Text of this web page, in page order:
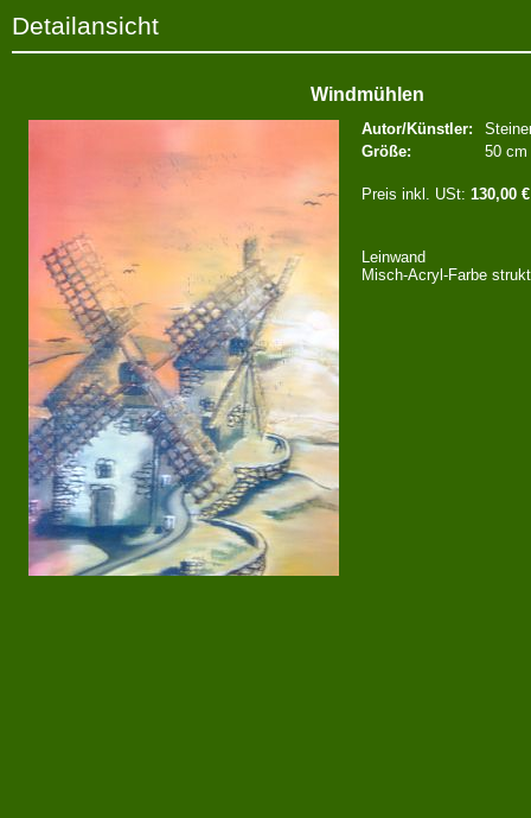
Detailansicht
Windmühlen
Autor/Künstler:
Größe:
50
Preis inkl. USt: 130,00 €
Leinwand
Misch-Acryl-Farbe